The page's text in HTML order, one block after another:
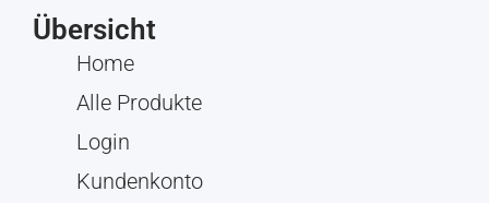
Übersicht
Home
Alle Produkte
Login
Kundenkonto